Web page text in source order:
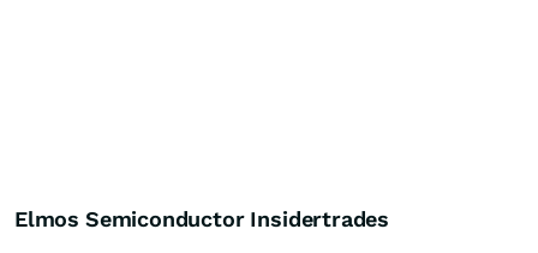
Elmos Semiconductor Insidertrades